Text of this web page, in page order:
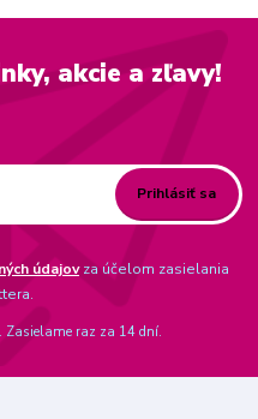
akcie a zľavy!
Prihlásiť sa
údajovza účelom zasielania
Zasielame raz za 14 dní.